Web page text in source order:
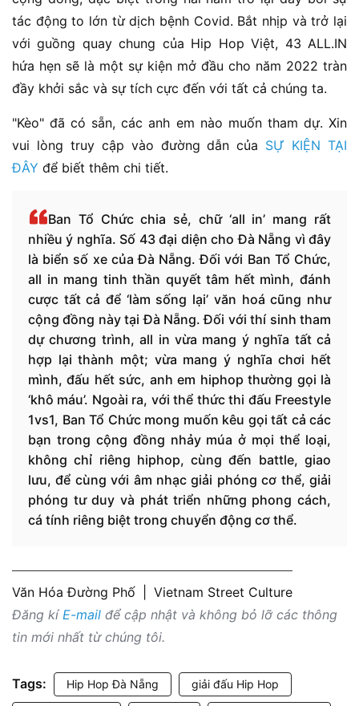
tác động to lớn từ dịch bệnh Covid. Bắt nhịp và trở lại
với guồng quay chung của Hip Hop Việt, 43 ALL.IN
hứa hẹn sẽ là một sự kiện mở đầu cho năm 2022 tràn
đầy khởi sắc và sự tích cực đến với tất cả chúng ta.
"Kèo" đã có sẵn, các anh em nào muốn tham dự. Xin
vui lòng truy cập vào đường dẫn của SỰ KIỆN TẠI
ĐÂY để biết thêm chi tiết.
Ban Tổ Chức chia sẻ, chữ ‘all in’ mang rất
nhiều ý nghĩa. Số 43 đại diện cho Đà Nẵng vì đây
là biển số xe của Đà Nẵng. Đối với Ban Tổ Chức,
all in mang tinh thần quyết tâm hết mình, đánh
cược tất cả để ‘làm sống lại’ văn hoá cũng như
cộng đồng này tại Đà Nẵng. Đối với thí sinh tham
dự chương trình, all in vừa mang ý nghĩa tất cả
hợp lại thành một; vừa mang ý nghĩa chơi hết
mình, đấu hết sức, anh em hiphop thường gọi là
‘khô máu’. Ngoài ra, với thể thức thi đấu Freestyle
1vs1, Ban Tổ Chức mong muốn kêu gọi tất cả các
bạn trong cộng đồng nhảy múa ở mọi thể loại,
không chỉ riêng hiphop, cùng đến battle, giao
lưu, để cùng với âm nhạc giải phóng cơ thể, giải
phóng tư duy và phát triển những phong cách,
cá tính riêng biệt trong chuyển động cơ thể.
Văn Hóa Đường Phố
Vietnam Street Culture
Đăng kí E-mail để cập nhật và không bỏ lỡ các thông
tin mới nhất từ chúng tôi.
Tags: Hip Hop Đà Nẵng giải đấu Hip Hop